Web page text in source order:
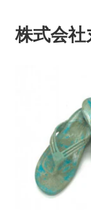
株式会